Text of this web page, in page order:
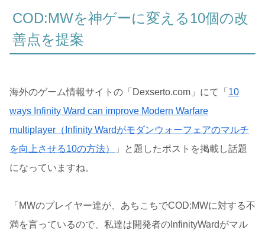
COD:MWを神ゲーに変える10個の改
善点を提案
海外のゲーム情報サイトの「Dexserto.com」にて「 10
ways Infinity Ward can improve Modern Warfare
multiplayer（Infinity Wardがモダンウォーフェアのマルチ
を向上させる10の方法）
」と題したポストを掲載し話題
になっていますね。
「MWのプレイヤー達が、あちこちでCOD:MWに対する不
満を言っているので、私達は開発者のInfinityWardがマル